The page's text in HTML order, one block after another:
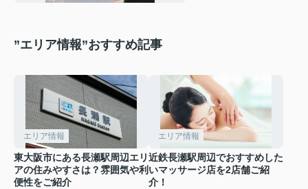
”エリア情報”おすすめ記事
エリア情報
東大阪市にある長瀬駅周辺エリ
アの住みやすさは？雰囲気や利
便性をご紹介
エリア情報
近鉄長瀬駅周辺でおすすめした
いマッサージ店を2店舗ご紹
介！